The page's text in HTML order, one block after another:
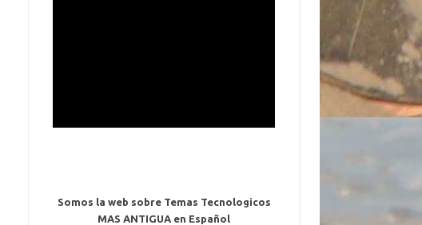
Somos la web sobre Temas Tecnologicos
MAS ANTIGUA en Español